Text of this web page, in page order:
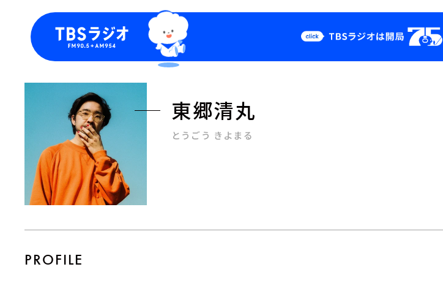
今日の番組表
週間番組表
TBS
Podcast
お知らせ
東郷清丸
とうごう きよまる
PROFILE